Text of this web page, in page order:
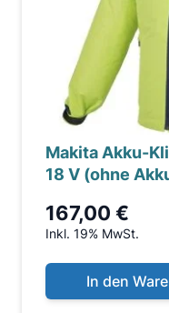
Makita Akku-
18 V (ohne
167,00 €
Inkl. 19% MwSt.
In den